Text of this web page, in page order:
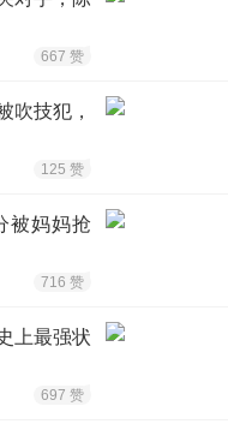
667 赞
吹技犯，
125 赞
被妈妈抢
716 赞
上最强状
697 赞